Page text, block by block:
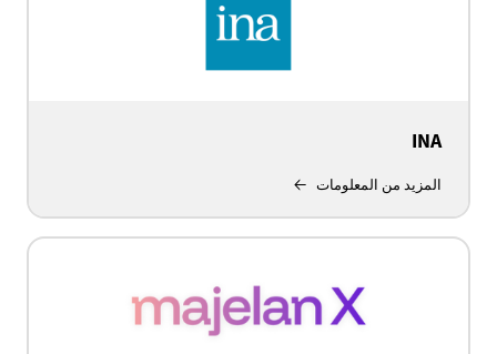
INA
المزيد من المعلومات